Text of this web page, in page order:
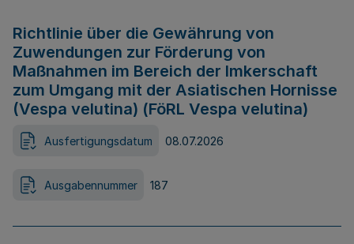
Richtlinie über die Gewährung von
Zuwendungen zur Förderung von
Maßnahmen im Bereich der Imkerschaft
zum Umgang mit der Asiatischen Hornisse
(Vespa velutina) (FöRL Vespa velutina)
Ausfertigungsdatum 08.07.2026
Ausgabennummer 187